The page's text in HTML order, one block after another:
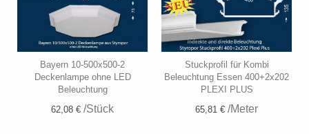
Bayern 10-500x500-2
Deckenlampe ohne LED
Beleuchtung
62,08 € /Stück
Stuckprofil für Kombi
Beleuchtung Essen 400+2x202
PLEXI PLUS
65,81 € /Meter